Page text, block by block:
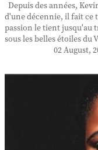
Depuis des années,
d'une décennie, il fait ce
passion le tient jusqu'au
sous les belles étoiles du
02 August,